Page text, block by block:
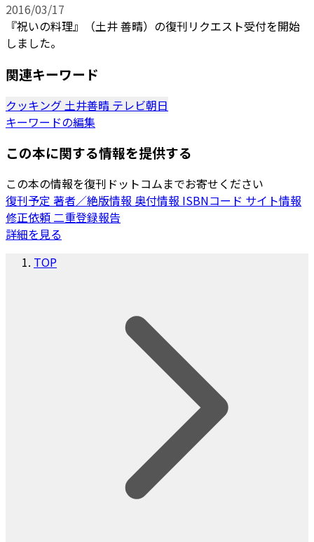
2016/03/17
『祝いの料理』（土井 善晴）の復刊リクエスト受付を開始
しました。
関連キーワード
クッキング 土井善晴 テレビ朝日
キーワードの編集
この本に関する情報を提供する
この本の情報を復刊ドットコムまでお寄せください
復刊予定 著者／絶版情報 奥付情報 ISBNコード サイト情報
修正依頼二重登録報告
詳細を見る
TOP